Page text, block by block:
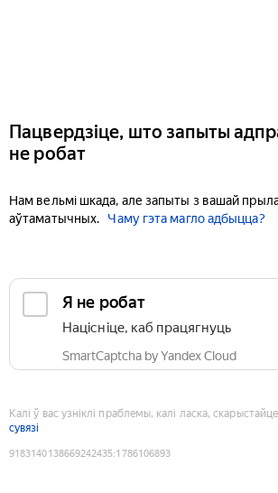
Пацвердзіце, што запыты
не робат
Нам вельмі шкада, але запыты з вашай
аўтаматычных.
Чаму гэта магло адбыцца?
Я не робат
Націсніце, каб працягнуць
SmartCaptcha by Yandex Cloud
Калі ў вас узніклі праблемы, калі ласка, скарыстайце
сувязі
9183140138669242435:1786106893